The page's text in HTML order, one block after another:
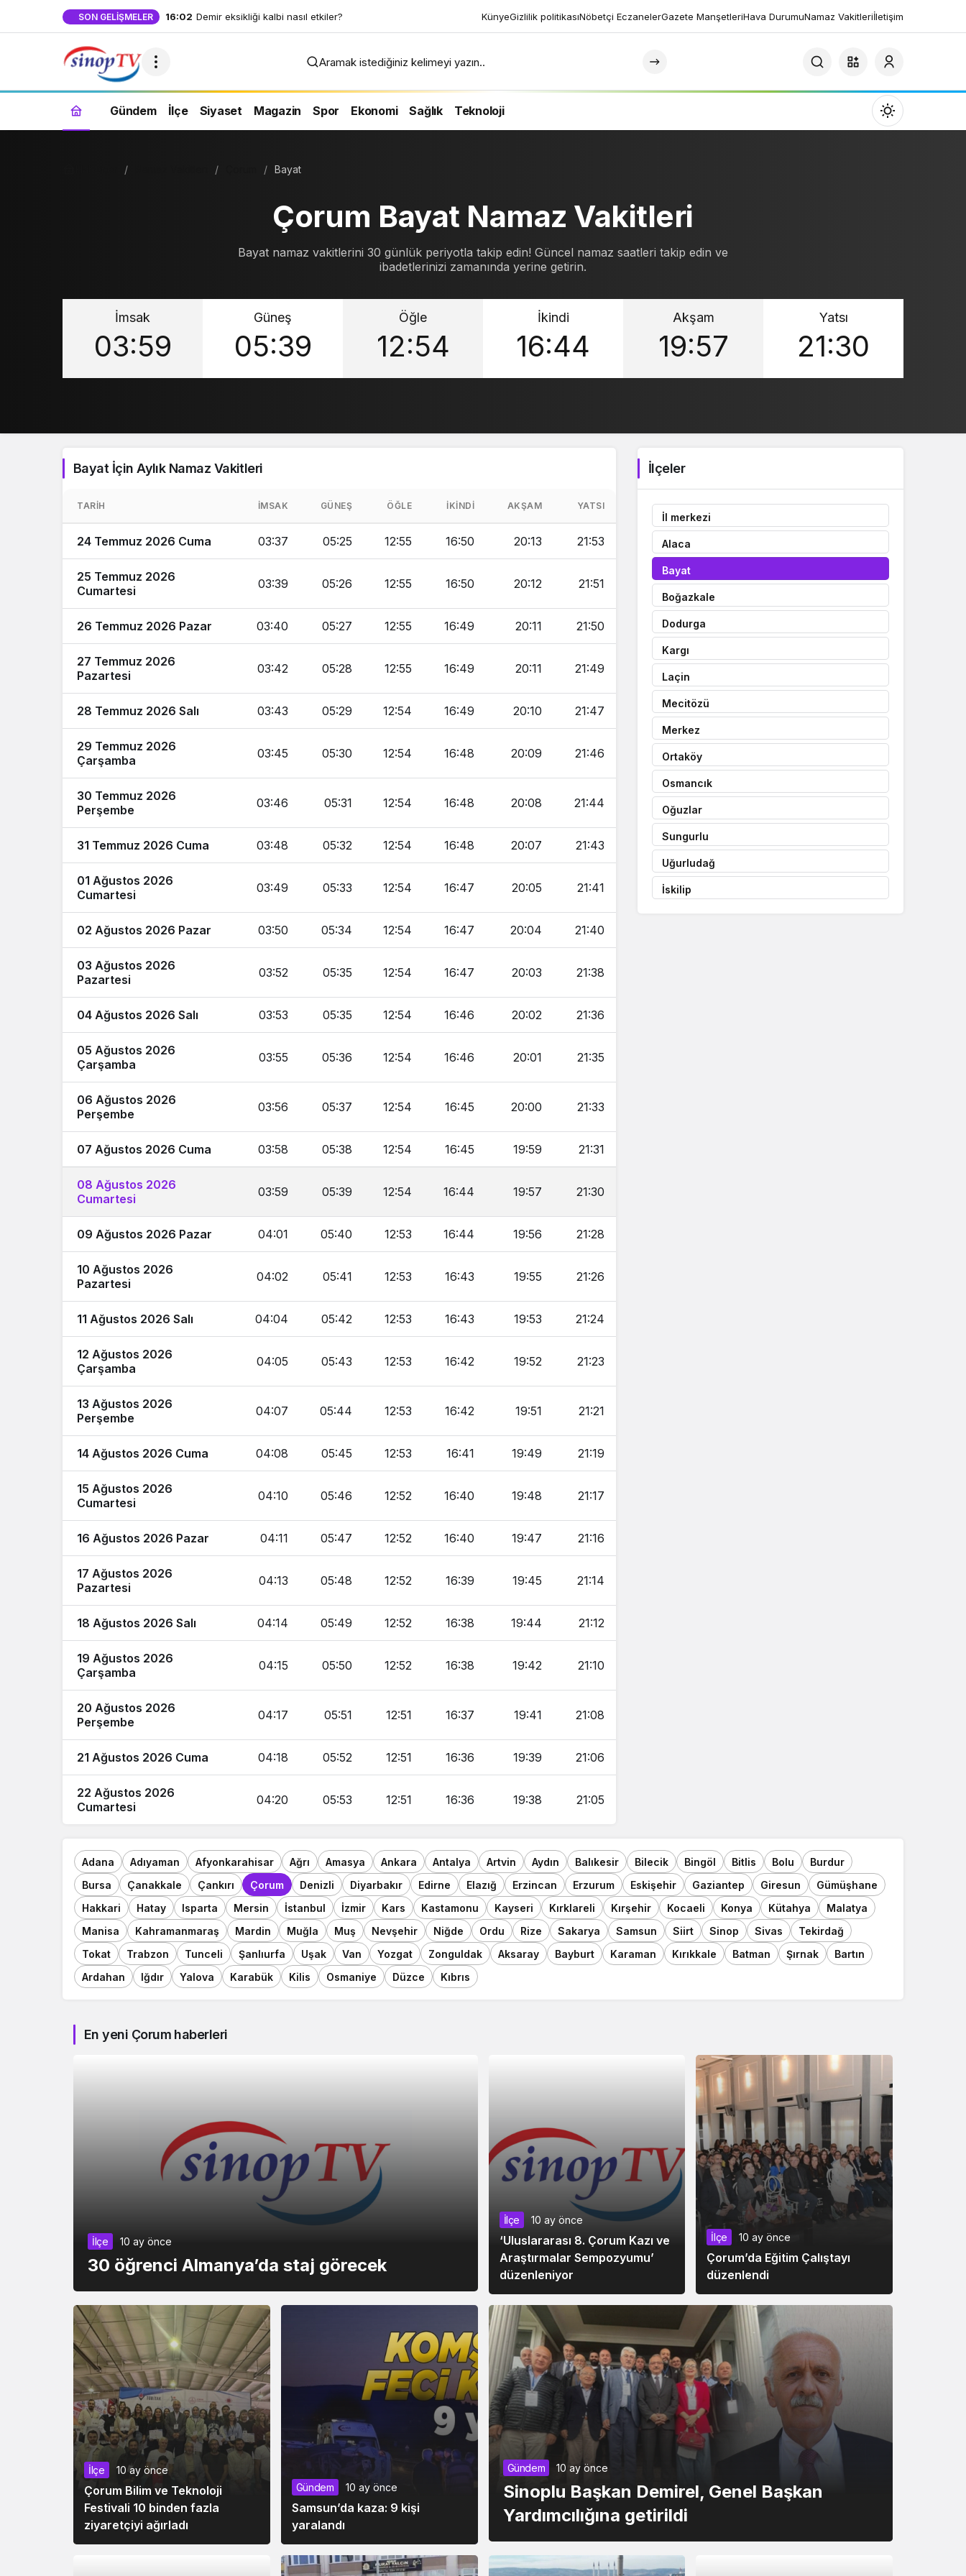
SON GELIŞMELER KünyeGizlilik politikasıNöbetçi EczanelerGazete ManşetleriHava DurumuNamaz Vakitleriİletişim
Aramak istediğiniz kelimeyi yazın..
Gündem İlçe Siyaset Magazin Spor Ekonomi Sağlık Teknoloji
Mod
değiştir
Sistem Modu
Sistem modunu seçin.
Bayat
Çorum Bayat Namaz Vakitleri
Bayat namaz vakitlerini 30 günlük periyotla takip edin! Güncel namaz saatleri takip edin ve
ibadetlerinizi zamanında yerine getirin.
İmsak
03:59
Güneş
05:39
Öğle
12:54
İkindi
16:44
Akşam
19:57
Yatsı
21:30
Bayat İçin Aylık Namaz Vakitleri
TARIH İMSAK GÜNEŞ ÖĞLE İKINDI AKŞAM YATSI
24 Temmuz 2026 Cuma 03:37 05:25 12:55 16:50 20:13 21:53
25 Temmuz 2026
Cumartesi
03:39 05:26 12:55 16:50 20:12 21:51
26 Temmuz 2026 Pazar 03:40 05:27 12:55 16:49 20:11 21:50
27 Temmuz 2026
Pazartesi
03:42 05:28 12:55 16:49 20:11 21:49
28 Temmuz 2026 Salı 03:43 05:29 12:54 16:49 20:10 21:47
29 Temmuz 2026
Çarşamba
03:45 05:30 12:54 16:48 20:09 21:46
30 Temmuz 2026
Perşembe
03:46 05:31 12:54 16:48 20:08 21:44
31 Temmuz 2026 Cuma 03:48 05:32 12:54 16:48 20:07 21:43
01 Ağustos 2026
Cumartesi
03:49 05:33 12:54 16:47 20:05 21:41
02 Ağustos 2026 Pazar 03:50 05:34 12:54 16:47 20:04 21:40
03 Ağustos 2026
Pazartesi
03:52 05:35 12:54 16:47 20:03 21:38
04 Ağustos 2026 Salı 03:53 05:35 12:54 16:46 20:02 21:36
05 Ağustos 2026
Çarşamba
03:55 05:36 12:54 16:46 20:01 21:35
06 Ağustos 2026
Perşembe
03:56 05:37 12:54 16:45 20:00 21:33
07 Ağustos 2026 Cuma 03:58 05:38 12:54 16:45 19:59 21:31
08 Ağustos 2026
Cumartesi
03:59 05:39 12:54 16:44 19:57 21:30
09 Ağustos 2026 Pazar 04:01 05:40 12:53 16:44 19:56 21:28
10 Ağustos 2026
Pazartesi
04:02 05:41 12:53 16:43 19:55 21:26
11 Ağustos 2026 Salı 04:04 05:42 12:53 16:43 19:53 21:24
12 Ağustos 2026
Çarşamba
04:05 05:43 12:53 16:42 19:52 21:23
13 Ağustos 2026
Perşembe
04:07 05:44 12:53 16:42 19:51 21:21
14 Ağustos 2026 Cuma 04:08 05:45 12:53 16:41 19:49 21:19
15 Ağustos 2026
Cumartesi
04:10 05:46 12:52 16:40 19:48 21:17
16 Ağustos 2026 Pazar 04:11 05:47 12:52 16:40 19:47 21:16
17 Ağustos 2026
Pazartesi
04:13 05:48 12:52 16:39 19:45 21:14
18 Ağustos 2026 Salı 04:14 05:49 12:52 16:38 19:44 21:12
19 Ağustos 2026
Çarşamba
04:15 05:50 12:52 16:38 19:42 21:10
20 Ağustos 2026
Perşembe
04:17 05:51 12:51 16:37 19:41 21:08
21 Ağustos 2026 Cuma 04:18 05:52 12:51 16:36 19:39 21:06
22 Ağustos 2026
Cumartesi
04:20 05:53 12:51 16:36 19:38 21:05
İlçeler
İl merkezi
Alaca
Bayat
Boğazkale
Dodurga
Kargı
Laçin
Mecitözü
Merkez
Ortaköy
Osmancık
Oğuzlar
Sungurlu
Uğurludağ
İskilip
Adana Adıyaman Afyonkarahisar Ağrı Amasya Ankara Antalya Artvin Aydın Balıkesir Bilecik Bingöl Bitlis Bolu
Burdur
Bursa
Çanakkale Çankırı Çorum Denizli Diyarbakır Edirne Elazığ Erzincan Erzurum Eskişehir Gaziantep Giresun
Gümüşhane
Hakkari
Hatay Isparta Mersin İstanbul İzmir Kars Kastamonu Kayseri Kırklareli Kırşehir Kocaeli Konya Kütahya
Malatya
Manisa
Kahramanmaraş Mardin Muğla Muş Nevşehir Niğde Ordu Rize Sakarya Samsun Siirt Sinop Sivas
Tekirdağ
Tokat
Trabzon Tunceli Şanlıurfa Uşak Van Yozgat Zonguldak Aksaray Bayburt Karaman Kırıkkale Batman Şırnak
Bartın
Ardahan
Iğdır Yalova Karabük Kilis Osmaniye Düzce Kıbrıs
En yeni Çorum haberleri
İlçe 10 ay önce
30 öğrenci Almanya’da staj görecek
İlçe 10 ay önce
‘Uluslararası 8. Çorum Kazı ve
Araştırmalar Sempozyumu’
düzenleniyor
İlçe 10 ay önce
Çorum’da Eğitim Çalıştayı
düzenlendi
İlçe 10 ay önce
Çorum Bilim ve Teknoloji
Festivali 10 binden fazla
ziyaretçiyi ağırladı
Gündem 10 ay önce
Samsun’da kaza: 9 kişi
yaralandı
Gündem 10 ay önce
Sinoplu Başkan Demirel, Genel Başkan
Yardımcılığına getirildi